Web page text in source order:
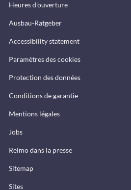
Heures d'ouverture
Ausbau-Ratgeber
Accessibility statement
Paramètres des cookies
Protection des données
Conditions de garantie
Mentions légales
Jobs
Reimo dans la presse
Sitemap
Sites